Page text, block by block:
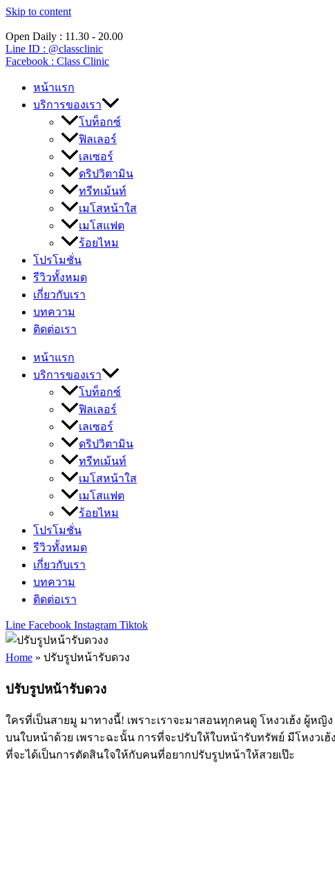
Skip to content
Open Daily : 11.30 - 20.00
Line ID : @classclinic​
Facebook : Class Clinic
หน้าแรก
บริการของเรา
โบท็อกซ์
ฟิลเลอร์
เลเซอร์
ดริปวิตามิน
ทรีทเม้นท์
เมโสหน้าใส
เมโสแฟต
ร้อยไหม
โปรโมชั่น
รีวิวทั้งหมด
เกี่ยวกับเรา
บทความ
ติดต่อเรา
หน้าแรก
บริการของเรา
โบท็อกซ์
ฟิลเลอร์
เลเซอร์
ดริปวิตามิน
ทรีทเม้นท์
เมโสหน้าใส
เมโสแฟต
ร้อยไหม
โปรโมชั่น
รีวิวทั้งหมด
เกี่ยวกับเรา
บทความ
ติดต่อเรา
Line Facebook Instagram Tiktok
Home » ปรับรูปหน้ารับดวง
ปรับรูปหน้ารับดวง
ใครที่เป็นสายมู มาทางนี้! เพราะเราจะมาสอนทุกคนดู โหงวเฮ้ง ผู้หญิ
บนใบหน้าด้วย เพราะฉะนั้น การที่จะปรับให้ใบหน้ารับทรัพย์ มีโหงวเ
ที่จะได้เป็นการตัดสินใจให้กับคนที่อยากปรับรูปหน้าให้สวยเป๊ะ